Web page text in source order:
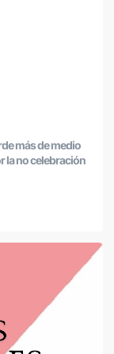
más de medio
la no celebración